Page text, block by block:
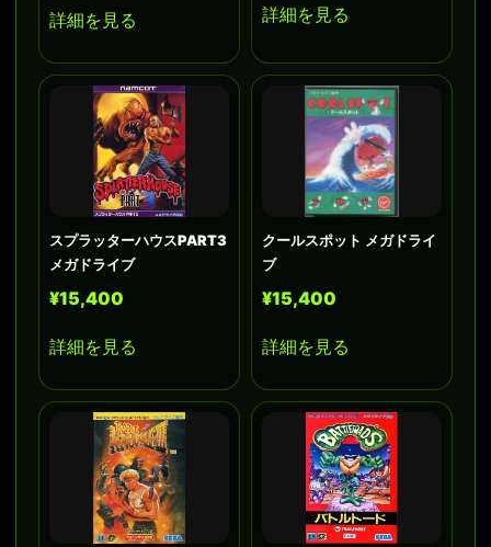
詳細を見る 詳細を見る
スプラッターハウスPART3
メガドライブ
¥15,400
詳細を見る
クールスポット メガドライ
ブ
¥15,400
詳細を見る